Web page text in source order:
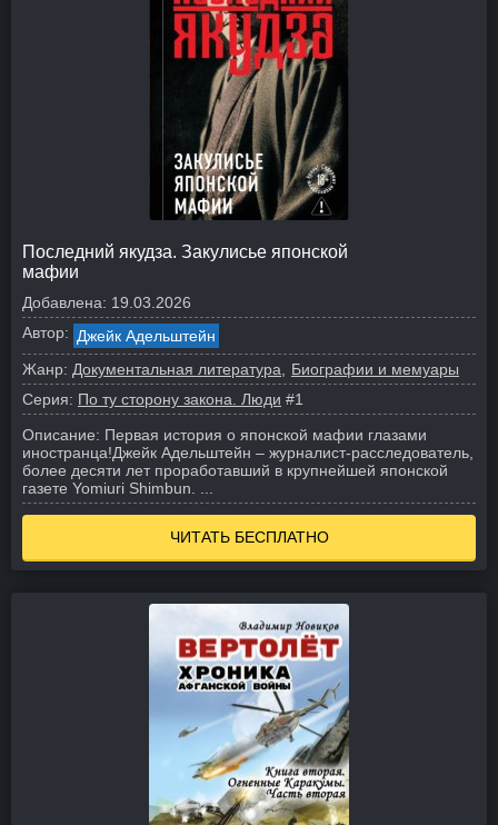
Последний якудза. Закулисье японской
мафии
Добавлена: 19.03.2026
Автор: Джейк Адельштейн
Жанр: Документальная литература
Биографии и мемуары
Серия: По ту сторону закона. Люди #1
Описание: Первая история о японской мафии глазами
иностранца!Джейк Адельштейн – журналист-расследователь,
более десяти лет проработавший в крупнейшей японской
газете Yomiuri Shimbun. ...
ЧИТАТЬ БЕСПЛАТНО